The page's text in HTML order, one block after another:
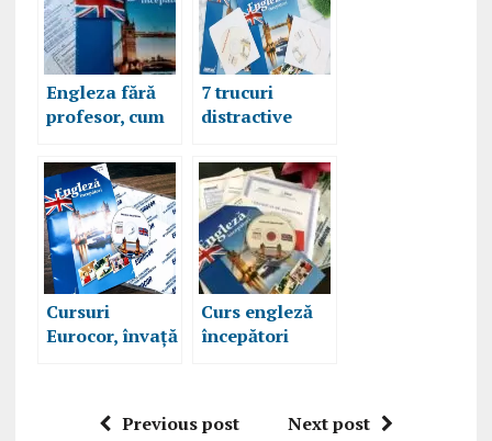
Engleza fără
profesor, cum
după cursurile
Eurocor,
modulul 4
7 trucuri
distractive
învăța rapid
engleza
Cursuri
Eurocor, învață
Curs engleză
începători
Previous post Next post